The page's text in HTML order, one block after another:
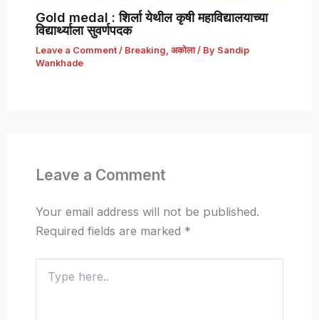
Gold medal : शिर्ला येथील कृषी महाविद्यालयाच्या
विद्यार्थ्याला सुवर्णपदक
Leave a Comment / Breaking, अकोला/ By Sandip
Wankhade
Leave a Comment
Your email address will not be published.
Required fields are marked *
here..